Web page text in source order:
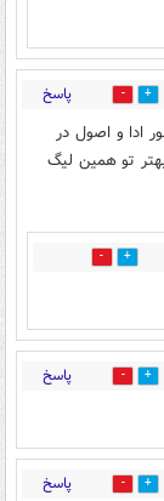
26 پاسخ
ادا و اصول در
بهتر تو همین لیگ
10
15 پاسخ
9 پاسخ